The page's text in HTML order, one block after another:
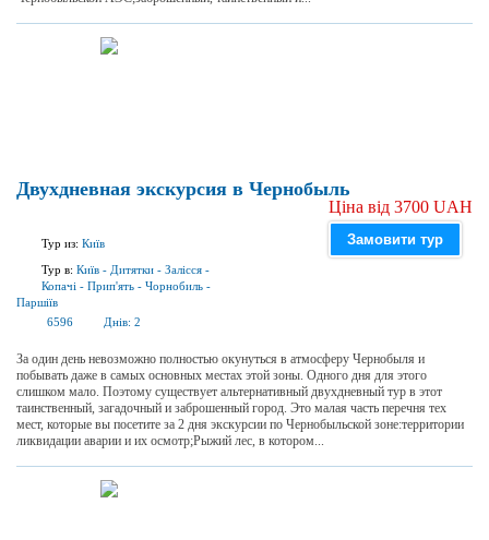
Двухдневная экскурсия в Чернобыль
Тур из: Київ
Тур в: Київ - Дитятки - Залісся -
Копачі - Прип'ять - Чорнобиль -
Паршіїв
6596
Днів: 2
Ціна від 3700 UAH
Замовити тур
За один день невозможно полностью окунуться в атмосферу Чернобыля и
побывать даже в самых основных местах этой зоны. Одного дня для этого
слишком мало. Поэтому существует альтернативный двухдневный тур в этот
таинственный, загадочный и заброшенный город. Это малая часть перечня тех
мест, которые вы посетите за 2 дня экскурсии по Чернобыльской зоне:территории
ликвидации аварии и их осмотр;Рыжий лес, в котором...